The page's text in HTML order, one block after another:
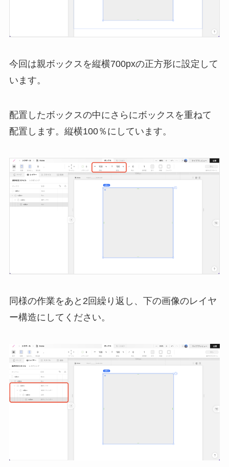
今回は親ボックスを縦横700pxの正方形に設定して
います。
配置したボックスの中にさらにボックスを重ねて
配置します。縦横100％にしています。
同様の作業をあと2回繰り返し、下の画像のレイヤ
ー構造にしてください。